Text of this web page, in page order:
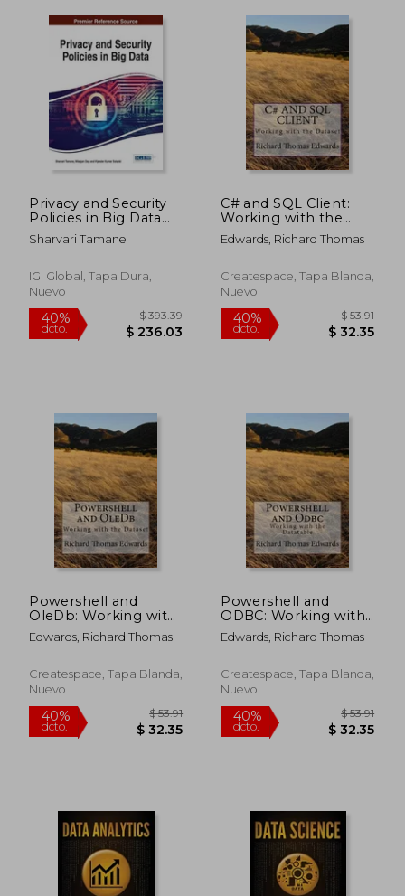
dcto. $ 104.63 dcto.
40%
dcto. $ 54.68
40%
dcto.
40%
Privacy and Security
Policies in Big Data
(Advances in
Information Security,
Sharvari Tamane
IGI Global, Tapa Dura,
Nuevo
C# and SQL Client:
Working with the
Dataset (en Inglés)
Edwards, Richard Thomas
Createspace, Tapa Blanda,
Nuevo
Powershell and
OleDb: Working with
the Dataset (en
Inglés)
Edwards, Richard Thomas
Createspace, Tapa Blanda,
Nuevo
Powershell and
ODBC: Working with
(en Inglés)
Edwards, Richard Thomas
Createspace, Tapa Blanda,
Nuevo